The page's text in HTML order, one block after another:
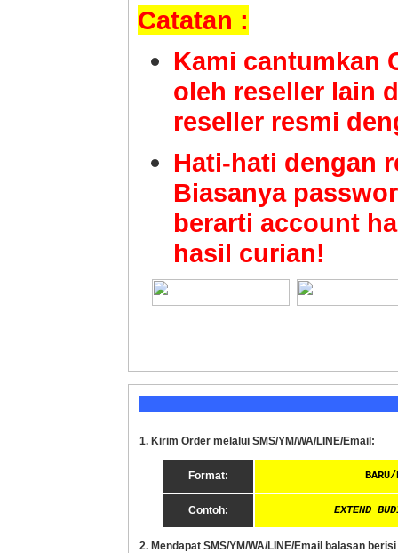
Catatan :
Kami cantumkan
oleh reseller lain
reseller resmi
Hati-hati dengan
Biasanya
berarti account
hasil curian!
1. Kirim Order melalui SMS/YM/WA/LINE/Email:
Format: BARU/
Contoh: EXTEND
2. Mendapat SMS/YM/WA/LINE/Email balasan